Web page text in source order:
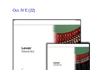
Oct. IV E (22)